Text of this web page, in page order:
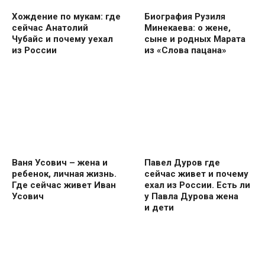
Хождение по мукам: где
сейчас Анатолий
Чубайс и почему уехал
из России
Биография Рузиля
Минекаева: о жене,
сыне и родных Марата
из «Слова пацана»
Ваня Усович – жена и
ребенок, личная жизнь.
Где сейчас живет Иван
Усович
Павел Дуров где
сейчас живет и почему
ехал из России. Есть ли
у Павла Дурова жена
и дети